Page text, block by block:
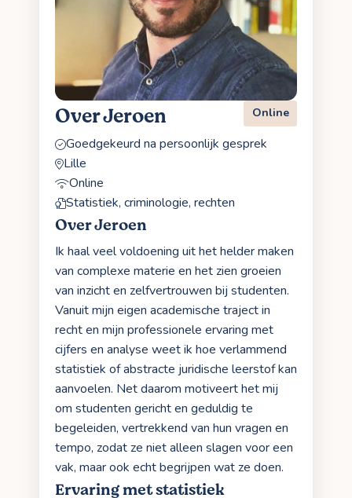
Over Jeroen Online
Goedgekeurd na persoonlijk gesprek
Lille
Online
Statistiek, criminologie, rechten
Over Jeroen
Ik haal veel voldoening uit het helder maken
van complexe materie en het zien groeien
van inzicht en zelfvertrouwen bij studenten.
Vanuit mijn eigen academische traject in
recht en mijn professionele ervaring met
cijfers en analyse weet ik hoe verlammend
statistiek of abstracte juridische leerstof kan
aanvoelen. Net daarom motiveert het mij
om studenten gericht en geduldig te
begeleiden, vertrekkend van hun vragen en
tempo, zodat ze niet alleen slagen voor een
vak, maar ook echt begrijpen wat ze doen.
Ervaring met statistiek